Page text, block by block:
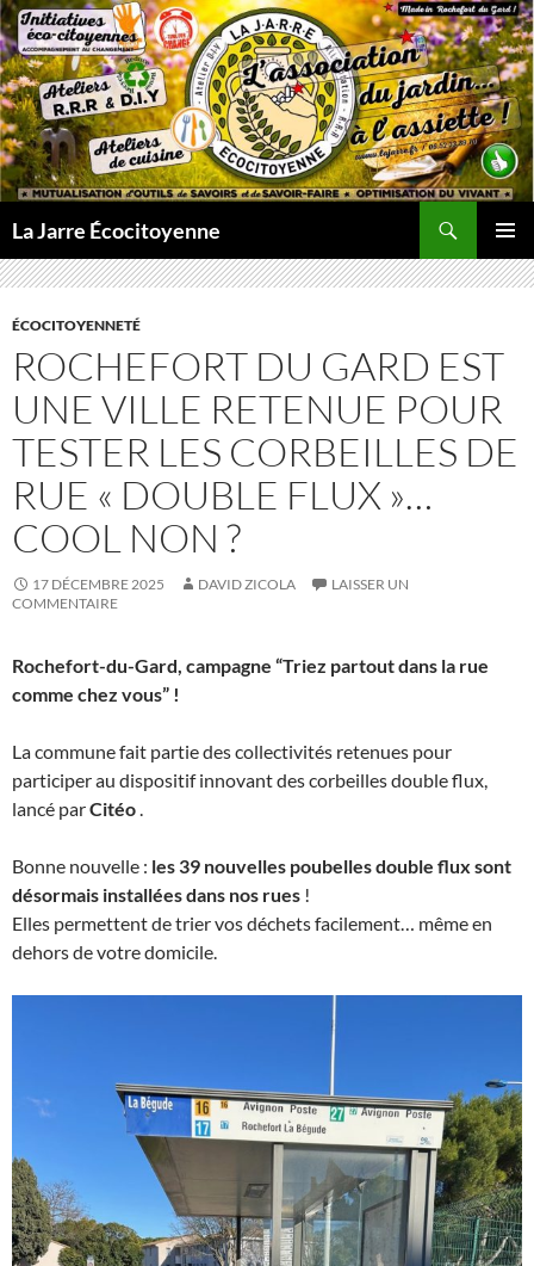
Aller
au
contenu
La Jarre Écocitoyenne
MENU
ÉCOCITOYENNETÉ
ROCHEFORT DU GARD EST
UNE VILLE RETENUE POUR
TESTER LES CORBEILLES DE
RUE « DOUBLE FLUX »…
COOL NON ?
17 DÉCEMBRE 2025 DAVID ZICOLA
LAISSER UN
COMMENTAIRE
Rochefort-du-Gard, campagne “Triez partout dans la rue
comme chez vous” !
La commune fait partie des collectivités retenues pour
participer au dispositif innovant des corbeilles double flux,
lancé parCitéo.
Bonne nouvelle : les 39 nouvelles poubelles double flux sont
désormais installées dans nos rues !
Elles permettent de trier vos déchets facilement… même en
dehors de votre domicile.